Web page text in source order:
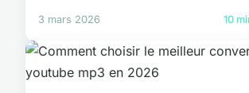
3 mars 2026 10